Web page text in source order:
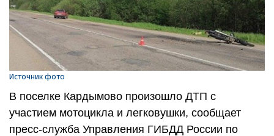
Источник фото
В поселке Кардымово произошло ДТП с
участием мотоцикла и легковушки, сообщает
пресс-служба Управления ГИБДД России по